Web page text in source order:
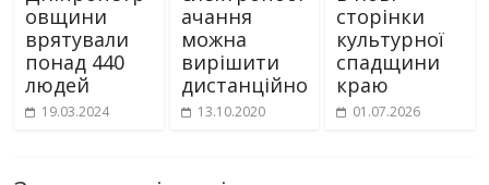
овщини
врятували
понад 440
людей
19.03.2024
ачання
можна
вирішити
дистанційно
13.10.2020
сторінки
культурної
спадщини
краю
01.07.2026